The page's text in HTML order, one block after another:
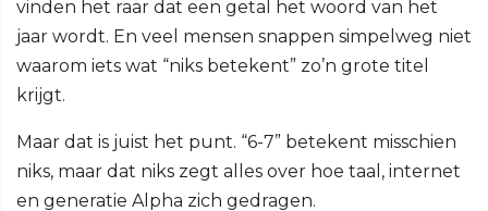
vinden het raar dat een getal het woord van het
jaar wordt. En veel mensen snappen simpelweg niet
waarom iets wat “niks betekent” zo’n grote titel
krijgt.
Maar dat is juist het punt. “6-7” betekent misschien
niks, maar dat niks zegt alles over hoe taal, internet
en generatie Alpha zich gedragen.